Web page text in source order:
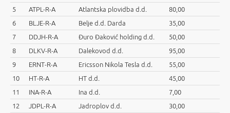
5
ATPL-R-A Atlantska plovidba d.d.
80,00
6
BLJE-R-A Belje d.d. Darda
35,00
7
DDJH-R-A Đuro Đaković holding d.d.
50,00
8
DLKV-R-A Dalekovod d.d.
95,00
9
ERNT-R-A Ericsson Nikola Tesla d.d.
55,00
10
HT-R-A HT d.d.
45,00
11
INA-R-A Ina d.d.
7,00
12
JDPL-R-A Jadroplov d.d.
30,00